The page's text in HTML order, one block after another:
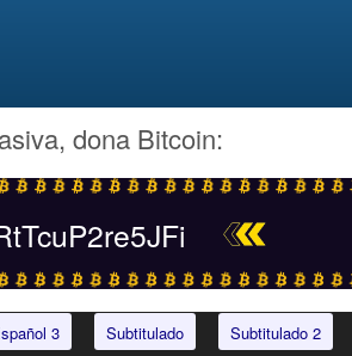
dona Bitcoin:
3 Subtitulado
Subtitulado 2